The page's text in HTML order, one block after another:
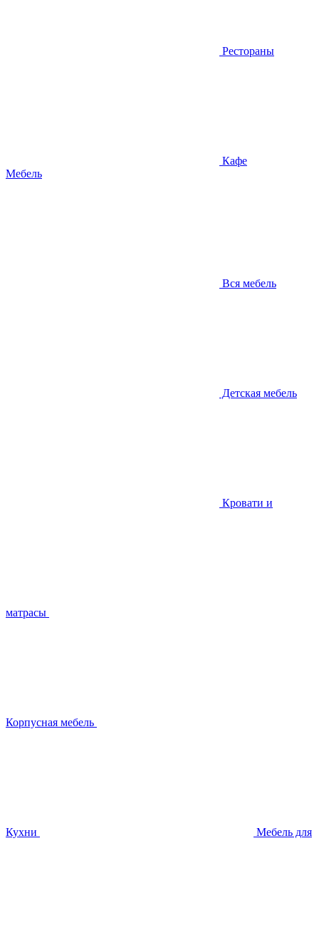
Рестораны
Кафе
Мебель
Вся мебель
Детская мебель
Кровати и
матрасы
Корпусная мебель
Кухни Мебель для